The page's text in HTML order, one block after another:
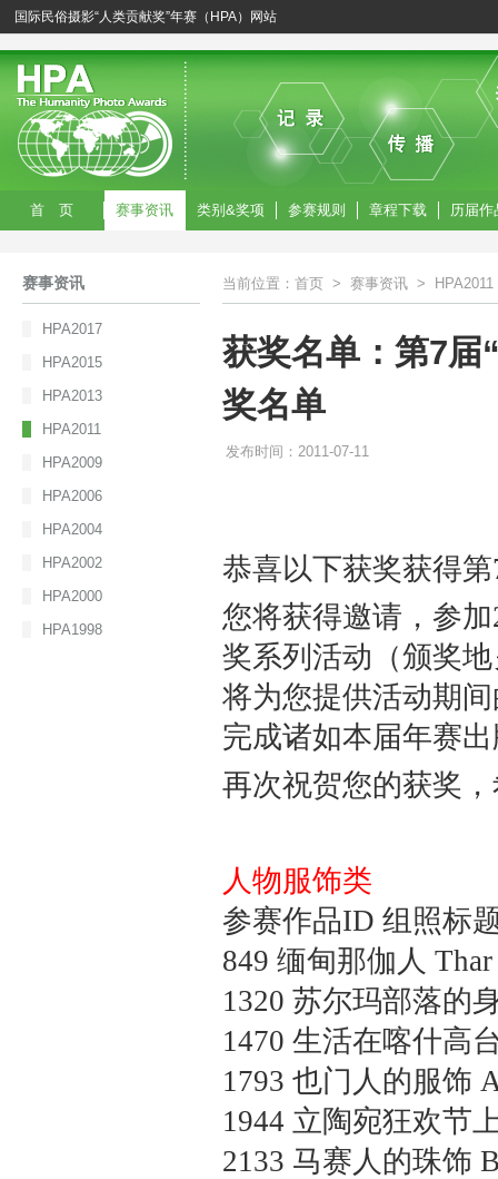
国际民俗摄影“人类贡献奖”年赛（HPA）网站
首 页 赛事资讯 类别&奖项 参赛规则 章程下载 历届作
赛事资讯
HPA2017
HPA2015
HPA2013
HPA2011
HPA2009
HPA2006
HPA2004
HPA2002
HPA2000
HPA1998
当前位置： 首页 > 赛事资讯 > HPA2011
获奖名单：第7届
奖名单
发布时间：2011-07-11
恭喜以下获奖获得
您将获得邀请，参加
奖系列活动（颁奖
将为您提供活动期
完成诸如本届年赛
再次祝贺您的获奖
人物服饰类
参赛作品ID 组照标
849 缅甸那伽人
1320 苏尔玛部落的
1470 生活在喀什高
1793 也门人的服饰
1944 立陶宛狂欢节
2133 马赛人的珠饰